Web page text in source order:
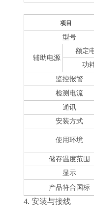
项目
型号
辅助电源
额定
功
监控报警
检测电流
通讯
安装方式
使用环境
储存温度范围
显示
产品符合国标
4. 安装与接线